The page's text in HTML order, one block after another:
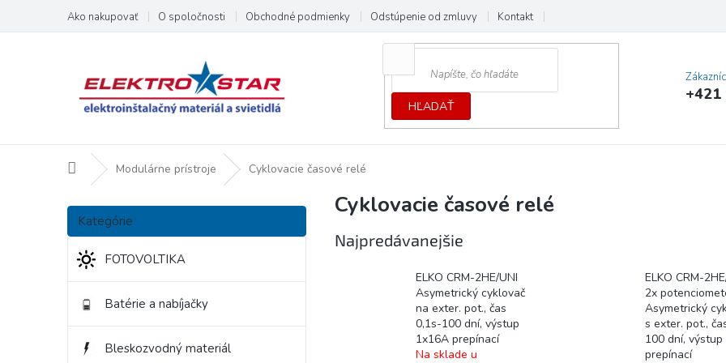
obsah
Ako nakupovať O spoločnosti Obchodné podmienky Odstúpenie od zmluvy Kontakt
HĽADAŤ
+421
DomovModulárne prístroje Cyklovacie časové relé
B
č
n
Preskočiť
kategórie
Kategórie
FOTOVOLTIKA
Batérie a nabíjačky
Bleskozvodný materiál
Cyklovacie časové relé
Najpredávanejšie
ELKO CRM-2HE/UNI
Asymetrický cyklovač
na exter. pot., čas
0,1s-100 dní, výstup
1x16A prepínací
Na sklade u
ELKO CRM-
2x
Asymetrický
s exter. pot.,
100 dní,
prepínací